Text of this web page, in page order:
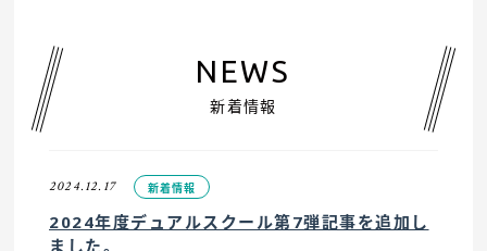
NEWS
新着情報
2024.12.17 新着情報
2024年度デュアルスクール第7弾記事を追加し
ました。